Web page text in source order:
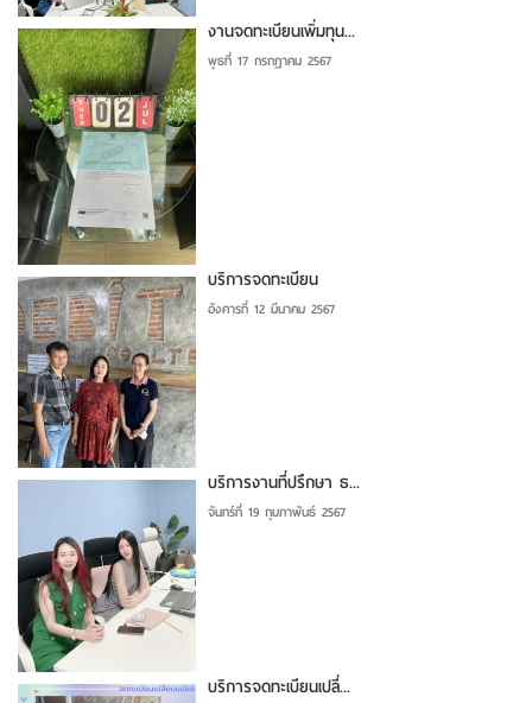
งานจดทะเบียนเพิ่มทุน...
พุธที่ 17 กรกฎาคม 2567
บริการจดทะเบียน
อังคารที่ 12 มีนาคม 2567
บริการงานที่ปรึกษา ธ...
จันทร์ที่ 19 กุมภาพันธ์ 2567
บริการจดทะเบียนเปลี่...